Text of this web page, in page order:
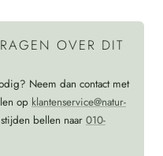
OVER DIT
Neem dan contact met
op klantenservice@natur-
bellen naar 010-